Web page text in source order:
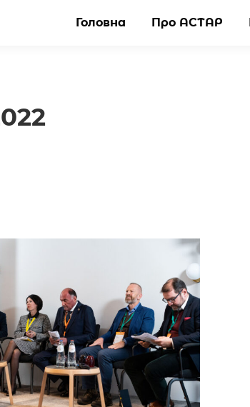
Головна Про АСТАР
Головна Про АСТАР